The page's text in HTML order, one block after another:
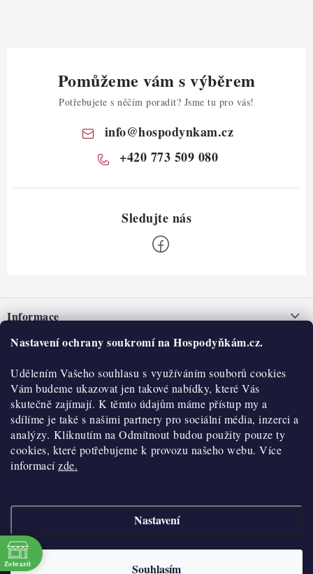
Nastavení ochrany soukromí na Hospodyňkám.cz.
Udělením Vašeho souhlasu s využíváním souborů cookies
Vám budeme ukazovat jen takové nabídky, které Vás
skutečně zajímají. K těmto údajům máme přístup my a
sdílíme je také s našimi partnery pro sociální média, inzerci a
analýzy. Kliknutím na Odmítnout budou použity pouze ty
cookies, které potřebujeme k provozu našeho webu. Více
informacízde.
Nastavení
Souhlasím
Pomůžeme vám s výběrem
Potřebujete s něčím poradit? Jsme tu pro vás!
info@hospodynkam.cz
+420 773 509 080
pInformace
Nepřevzetí zásilky na dobírku
Obchodní podmínky
Hodnocení obchodu
Blog
Moje objednávka
O nás
Historie
Kontakty
O nákupu
Reklamace a vratky
Výdejní místa
Velkoobchod
Vytvořil Shoptet
Copyright 2026
cookies
Zobrazit